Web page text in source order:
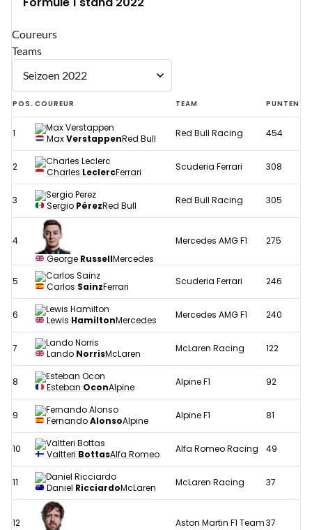
Coureurs
Teams
POS. COUREUR TEAM PUNTEN
1 MaxVerstappenRed Bull Red Bull Racing 454
2 Charles LeclercFerrari Scuderia Ferrari 308
3 Sergio PérezRed Bull Red Bull Racing 305
4
George RussellMercedes
Mercedes AMG F1 275
5 Carlos SainzFerrari Scuderia Ferrari 246
6 Lewis HamiltonMercedes Mercedes AMG F1 240
7 Lando NorrisMcLaren McLaren Racing 122
8 Esteban OconAlpine Alpine F1 92
9 FernandoAlonsoAlpine Alpine F1 81
10 Valtteri BottasAlfa Romeo Alfa Romeo Racing 49
11 Daniel RicciardoMcLaren McLaren Racing 37
12
Aston Martin F1 Team37